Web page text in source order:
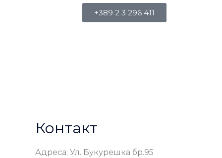
+389 2 3 296 411
Контакт
Адреса: Ул. Букурешка бр.95